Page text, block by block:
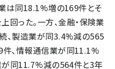
は同18.1%増の169件とそ
った。一方、金融・保険業
、製造業が同3.4%減の565
、情報通信業が同11.1%
が同11.7%減の564件と3年